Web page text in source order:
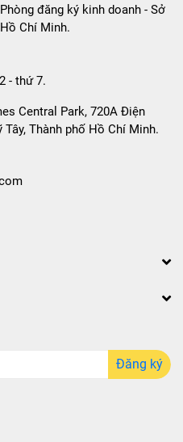
đăng ký kinh doanh - Sở
Chí Minh.
- thứ 7.
Central Park, 720A Điện
Thành phố Hồ Chí Minh.
Đăng ký